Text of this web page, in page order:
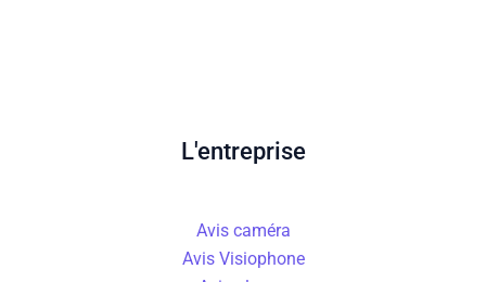
L'entreprise
Avis caméra
Avis Visiophone